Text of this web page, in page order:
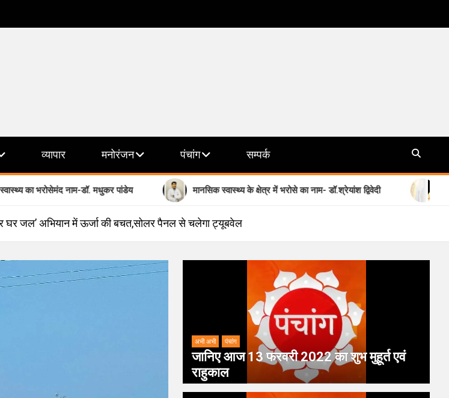
व्यापार मनोरंजन पंचांग सम्पर्क
नाम-डॉ. मधुकर पांडेय मानसिक स्वास्थ्य के क्षेत्र में भरोसे का नाम- डॉ.श्रेयांश द्विवेदी योगी सरकार की
घर जल’ अभियान में ऊर्जा की बचत,सोलर पैनल से चलेगा ट्यूबवेल
अभी अभी पंचांग
जानिए आज 13 फरवरी 2022 का शुभ मुहूर्त एवं
राहुकाल